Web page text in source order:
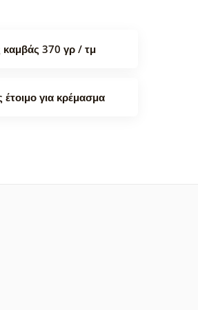
καμβάς 370 γρ / τμ
έτοιμο για κρέμασμα